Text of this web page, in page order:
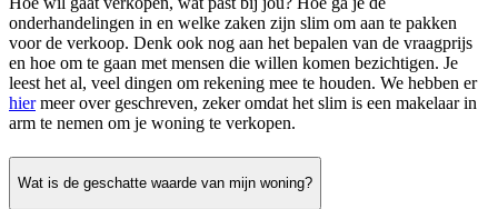
onderhandelingen in en welke zaken zijn slim om aan te pakken
voor de verkoop. Denk ook nog aan het bepalen van de vraagprijs
en hoe om te gaan met mensen die willen komen bezichtigen. Je
leest het al, veel dingen om rekening mee te houden. We hebben er
hiermeer over geschreven, zeker omdat het slim is een makelaar in
arm te nemen om je woning te verkopen.
Wat is de geschatte waarde van mijn woning?